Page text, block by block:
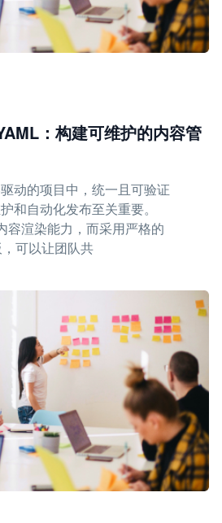
：构建可维护的内容管
动的项目中，统一且可验证
和自动化发布至关重要。
容渲染能力，而采用严格的
可以让团队共